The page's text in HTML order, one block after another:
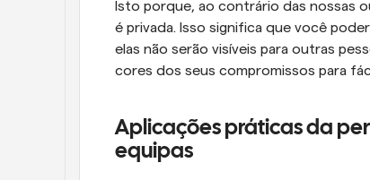
Isto porque, ao contrário das nossas
é privada. Isso significa que você
elas não serão visíveis para outras
cores dos seus compromissos para
Aplicações práticas da
equipas